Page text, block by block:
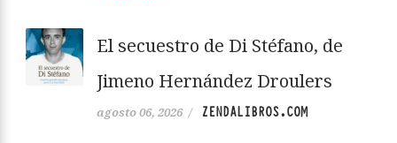
El secuestro de Di Stéfano, de
Jimeno Hernández Droulers
agosto 06, 2026 / ZENDALIBROS.COM